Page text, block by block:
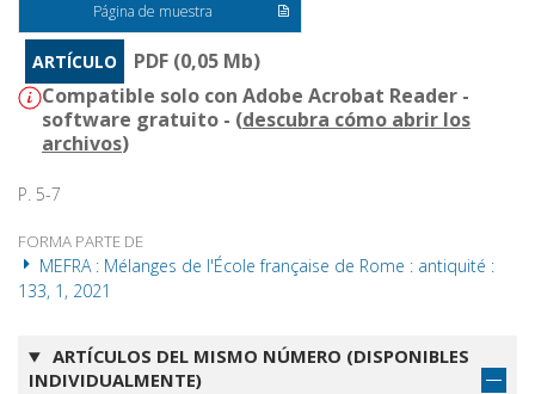
Página de muestra
ARTÍCULO
PDF (0,05 Mb)
Compatible solo con Adobe Acrobat Reader -
software gratuito - (descubra cómo abrir los
archivos)
P. 5-7
FORMA PARTE DE
MEFRA : Mélanges de l'École française de Rome : antiquité :
133, 1, 2021
ARTÍCULOS DEL MISMO NÚMERO (DISPONIBLES
INDIVIDUALMENTE)